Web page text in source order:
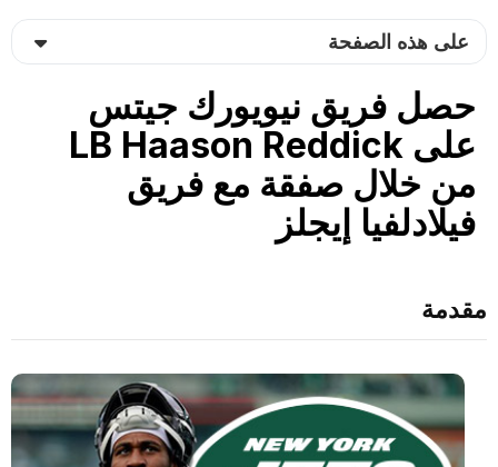
على هذه الصفحة
حصل فريق نيويورك جيتس
على LB Haason Reddick
من خلال صفقة مع فريق
فيلادلفيا إيجلز
مقدمة